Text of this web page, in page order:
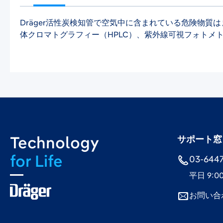
Dräger活性炭検知管で空気中に含まれている危険物質
体クロマトグラフィー（HPLC）、紫外線可視フォトメ
Technology
for Life
サポート
03-
平日
お問い